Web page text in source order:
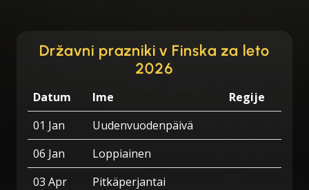
Državni prazniki v Finska za leto
2026
Datum Ime
Regije
01 Jan
Uudenvuodenpäivä
06 Jan
Loppiainen
03 Apr
Pitkäperjantai